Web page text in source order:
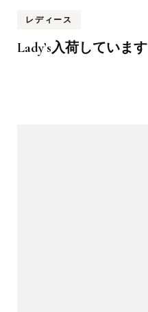
レディース
Lady’s入荷しています